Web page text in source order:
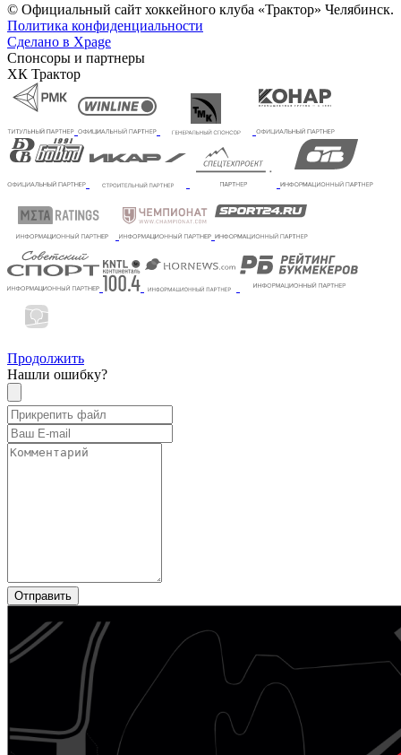
© Официальный сайт хоккейного клуба «Трактор» Челябинск.
Политика конфиденциальности
Сделано в Xpage
Спонсоры и партнеры
ХК Трактор
Продолжить
Нашли ошибку?